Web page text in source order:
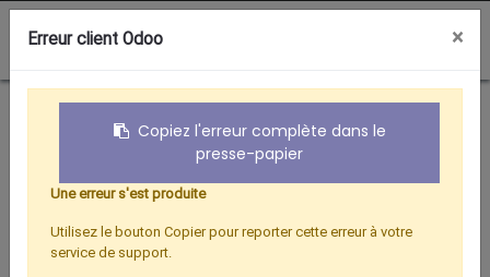
0
Boutique TELEPHONIE BIPLITTE PTT
Erreur client Odoo ×
Copiez l'erreur complète dans le
presse-papier
Une erreur s'est produite
Utilisez le bouton Copier pour reporter cette erreur à votre
service de support.